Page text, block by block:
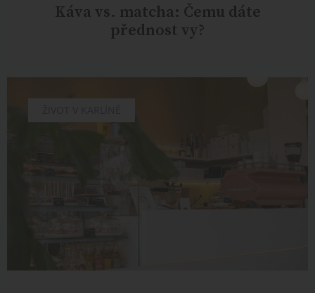
Káva vs. matcha: Čemu dáte
přednost vy?